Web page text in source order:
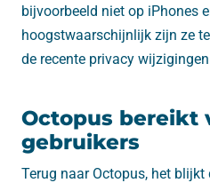
bijvoorbeeld niet op iPhones
hoogstwaarschijnlijk zijn ze
de recente privacy wijzigingen
Octopus bereikt
gebruikers
Terug naar Octopus, het